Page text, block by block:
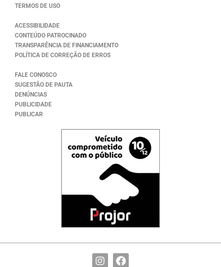
TERMOS DE USO
ACESSIBILIDADE
CONTEÚDO PATROCINADO
TRANSPARÊNCIA DE FINANCIAMENTO
POLÍTICA DE CORREÇÃO DE ERROS
FALE CONOSCO
SUGESTÃO DE PAUTA
DENÚNCIAS
PUBLICIDADE
PUBLICAR